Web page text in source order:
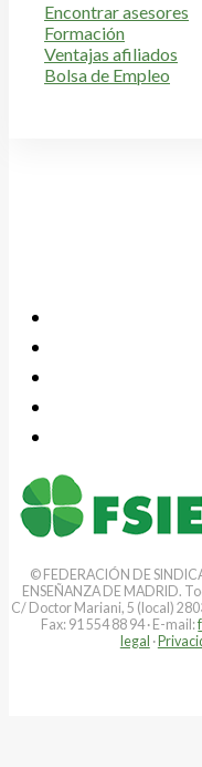
Encontrar asesores
Formación
Ventajas afiliados
Bolsa de Empleo
© FEDERACIÓN DE
ENSEÑANZA DE MADRID.
C/ Doctor Mariani, 5 (local)
Fax: 91 554 88 94 · E-mail:
legal ·